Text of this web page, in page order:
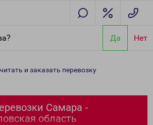
Да Нет
и заказать перевозку
Самара -
область